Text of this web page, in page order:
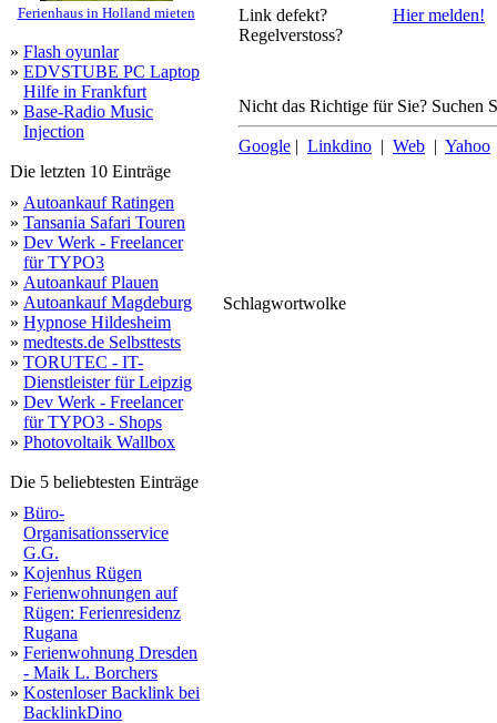
Ferienhaus in Holland mieten
» Flash oyunlar
» EDVSTUBE PC Laptop
Hilfe in Frankfurt
» Base-Radio Music
Injection
Die letzten 10 Einträge
» Autoankauf Ratingen
» Tansania Safari Touren
» Dev Werk - Freelancer
für TYPO3
» Autoankauf Plauen
» Autoankauf Magdeburg
» Hypnose Hildesheim
» medtests.de Selbsttests
» TORUTEC - IT-
Dienstleister für Leipzig
» Dev Werk - Freelancer
für TYPO3 - Shops
» Photovoltaik Wallbox
Die 5 beliebtesten Einträge
» Büro-
Organisationsservice
G.G.
» Kojenhus Rügen
» Ferienwohnungen auf
Rügen: Ferienresidenz
Rugana
» Ferienwohnung Dresden
- Maik L. Borchers
» Kostenloser Backlink bei
BacklinkDino
Link defekt?
Regelverstoss?
Hier melden!
Nicht das Richtige für Sie? Suchen
Google | Linkdino | Web | Yahoo
Schlagwortwolke